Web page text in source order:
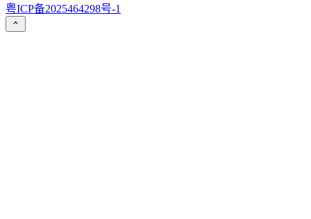
粤ICP备2025464298号-1